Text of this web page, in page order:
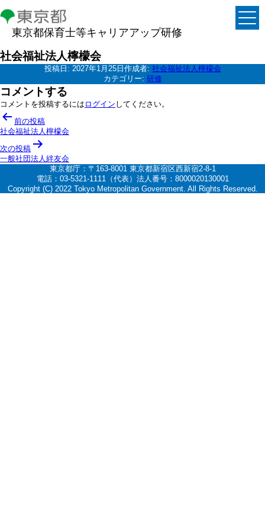
東京都保育士等キャリアアップ研修
社会福祉法人檸檬会
投稿日: 2027年1月25日 作成者: 社会福祉法人檸檬会
カテゴリー: 研修
コメントする
コメントを投稿するには ログイン してください。
投
稿
ナ
ビ
ー
前の投稿
社会福祉法人檸檬会
次の投稿
一般社団法人絆友会
東京都庁：〒163-8001 東京都新宿区西新宿2-8-1
電話：03-5321-1111（代表）法人番号：8000020130001
Copyright (C) 2022 Tokyo Metropolitan Government. All Rights Reserved.